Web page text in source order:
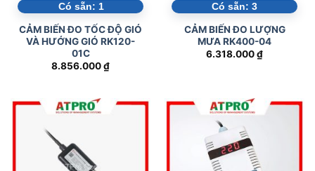
Có sẵn: 1
CẢM BIẾN ĐO TỐC ĐỘ GIÓ
VÀ HƯỚNG GIÓ RK120-
01C
8.856.000₫
Có sẵn: 3
CẢM BIẾN ĐO LƯỢNG
MƯA RK400-04
6.318.000₫